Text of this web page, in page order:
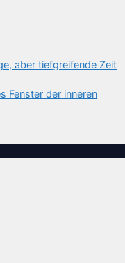
aber tiefgreifende Zeit
Fenster der inneren